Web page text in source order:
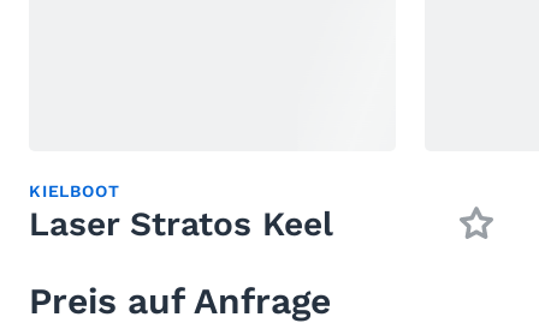
KIELBOOT
Laser Stratos Keel
Preis auf Anfrage